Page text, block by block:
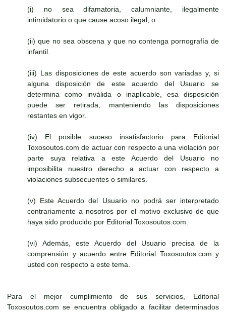
(i) no sea difamatoria, calumniante, ilegalmente
intimidatorio o que cause acoso ilegal; o
(ii) que no sea obscena y que no contenga pornografía de
infantil.
(iii) Las disposiciones de este acuerdo son variadas y, si
alguna disposición de este acuerdo del Usuario se
determina como inválida o inaplicable, esa disposición
puede ser retirada, manteniendo las disposiciones
restantes en vigor.
(iv) El posible suceso insatisfactorio para Editorial
Toxosoutos.com de actuar con respecto a una violación por
parte suya relativa a este Acuerdo del Usuario no
imposibilita nuestro derecho a actuar con respecto a
violaciones subsecuentes o similares.
(v) Este Acuerdo del Usuario no podrá ser interpretado
contrariamente a nosotros por el motivo exclusivo de que
haya sido producido por Editorial Toxosoutos.com.
(vi) Además, este Acuerdo del Usuario precisa de la
comprensión y acuerdo entre Editorial Toxosoutos.com y
usted con respecto a este tema.
Para el mejor cumplimiento de sus servicios, Editorial
Toxosoutos.com se encuentra obligado a facilitar determinados